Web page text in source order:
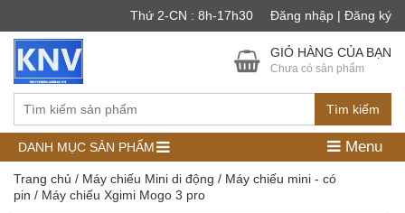
Thứ 2-CN : 8h-17h30 Đăng nhập | Đăng ký
Tìm kiếm
GIỎ HÀNG CỦA BẠN
Chưa có sản phẩm
DANH MỤC SẢN PHẨM Menu
Trang chủ / Máy chiếu Mini di động / Máy chiếu mini - có
pin / Máy chiếu Xgimi Mogo 3 pro